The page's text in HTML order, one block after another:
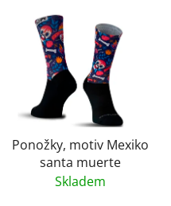
Ponožky, motiv Mexiko
santa muerte
Skladem